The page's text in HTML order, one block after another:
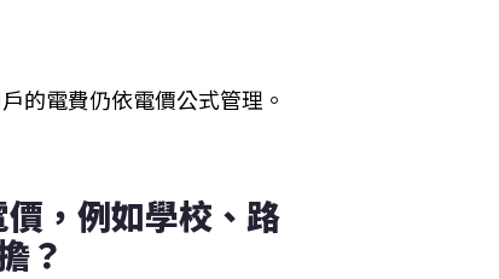
的電費仍依電價公式管理。
，例如學校、路
？